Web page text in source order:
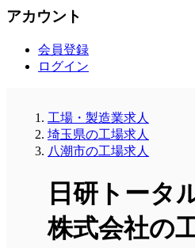
アカウント
会員登録
ログイン
工場・製造業求人
埼玉県の工場求人
八潮市の工場求人
日研トータ
株式会社の